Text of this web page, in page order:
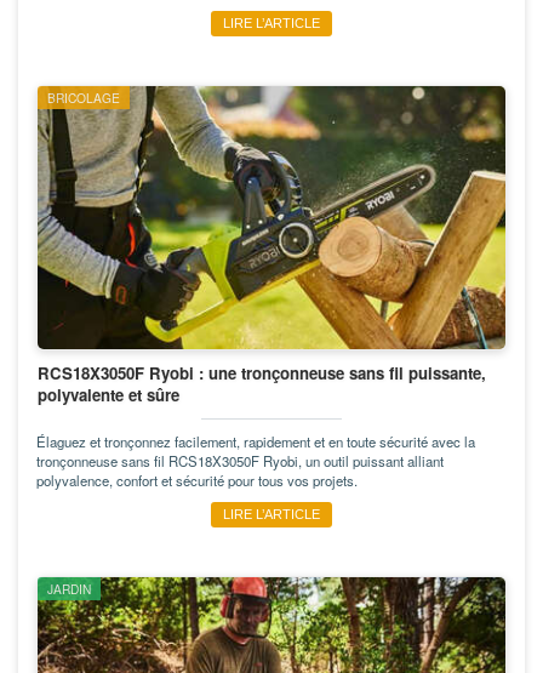
LIRE L’ARTICLE
BRICOLAGE
RCS18X3050F Ryobi : une tronçonneuse sans fil puissante,
polyvalente et sûre
Élaguez et tronçonnez facilement, rapidement et en toute sécurité avec la
tronçonneuse sans fil RCS18X3050F Ryobi, un outil puissant alliant
polyvalence, confort et sécurité pour tous vos projets.
LIRE L’ARTICLE
JARDIN